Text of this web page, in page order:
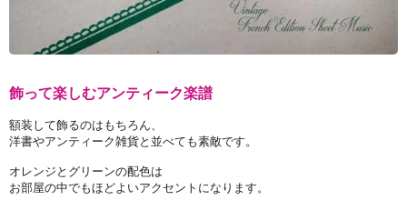
飾って楽しむアンティーク楽譜
額装して飾るのはもちろん、
洋書やアンティーク雑貨と並べても素敵です。
オレンジとグリーンの配色は
お部屋の中でもほどよいアクセントになります。